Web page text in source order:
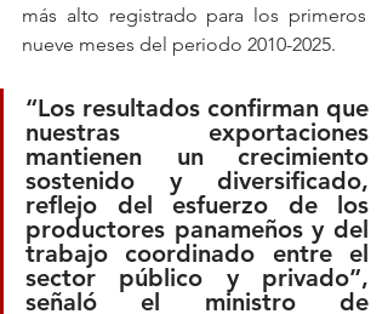
más alto registrado para los primeros
nueve meses del periodo 2010-2025.
“Los resultados confirman que
nuestras exportaciones
mantienen un crecimiento
sostenido y diversificado,
reflejo del esfuerzo de los
productores panameños y del
trabajo coordinado entre el
sector público y privado”,
señaló el ministro de